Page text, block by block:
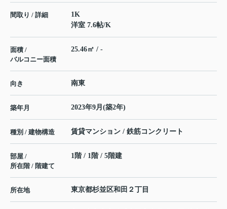
間取り / 詳細
1K
洋室 7.6帖/K
面積 /
バルコニー面積
25.46㎡ / -
向き 南東
築年月 2023年9月(築2年)
種別 / 建物構造 賃貸マンション / 鉄筋コンクリート
部屋 /
所在階 / 階建て
1階 / 1階 / 5階建
所在地 東京都杉並区和田 ２丁目